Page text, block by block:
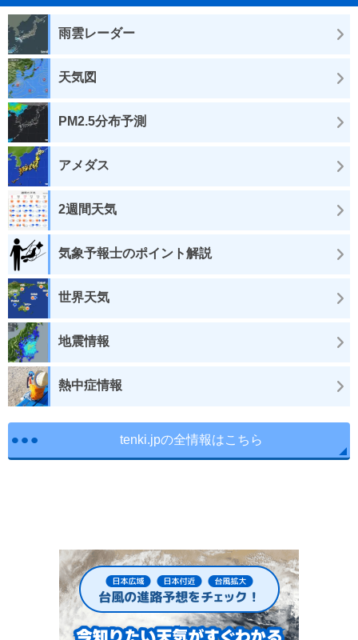
雨雲レーダー
天気図
PM2.5分布予測
アメダス
2週間天気
気象予報士のポイント解説
世界天気
地震情報
熱中症情報
tenki.jpの全情報はこちら